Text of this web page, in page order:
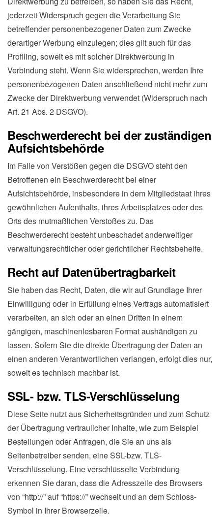
jederzeit Widerspruch gegen die Verarbeitung Sie
betreffender personenbezogener Daten zum Zwecke
derartiger Werbung einzulegen; dies gilt auch für das
Profiling, soweit es mit solcher Direktwerbung in
Verbindung steht. Wenn Sie widersprechen, werden Ihre
personenbezogenen Daten anschließend nicht mehr zum
Zwecke der Direktwerbung verwendet (Widerspruch nach
Art. 21 Abs. 2 DSGVO).
Beschwerderecht bei der zuständigen
Aufsichtsbehörde
Im Falle von Verstößen gegen die DSGVO steht den
Betroffenen ein Beschwerderecht bei einer
Aufsichtsbehörde, insbesondere in dem Mitgliedstaat ihres
gewöhnlichen Aufenthalts, ihres Arbeitsplatzes oder des
Orts des mutmaßlichen Verstoßes zu. Das
Beschwerderecht besteht unbeschadet anderweitiger
verwaltungsrechtlicher oder gerichtlicher Rechtsbehelfe.
Recht auf Datenübertragbarkeit
Sie haben das Recht, Daten, die wir auf Grundlage Ihrer
Einwilligung oder in Erfüllung eines Vertrags automatisiert
verarbeiten, an sich oder an einen Dritten in einem
gängigen, maschinenlesbaren Format aushändigen zu
lassen. Sofern Sie die direkte Übertragung der Daten an
einen anderen Verantwortlichen verlangen, erfolgt dies nur,
soweit es technisch machbar ist.
SSL- bzw. TLS-Verschlüsselung
Diese Seite nutzt aus Sicherheitsgründen und zum Schutz
der Übertragung vertraulicher Inhalte, wie zum Beispiel
Bestellungen oder Anfragen, die Sie an uns als
Seitenbetreiber senden, eine SSL-bzw. TLS-
Verschlüsselung. Eine verschlüsselte Verbindung
erkennen Sie daran, dass die Adresszeile des Browsers
von “http://” auf “https://” wechselt und an dem Schloss-
Symbol in Ihrer Browserzeile.